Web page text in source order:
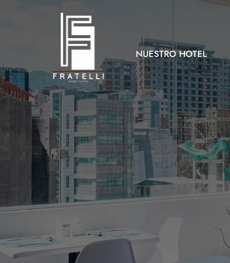
NUESTRO HOTEL